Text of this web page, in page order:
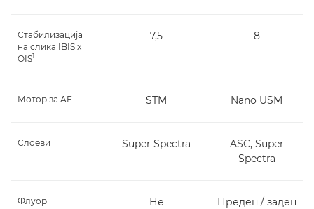
Стабилизација
на слика IBIS x
OIS1
7,5 8
Мотор за AF STM Nano USM
Слоеви Super Spectra
ASC, Super
Spectra
Флуор Не Преден / заден